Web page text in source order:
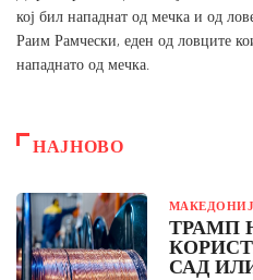
кој бил нападнат од мечка и од
Раим Рамчески, еден од ловците
нападнато од мечка.
НАЈНОВО
ТРАМП
САД